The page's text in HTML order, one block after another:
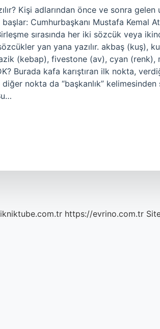
Kişi adlarından önce ve sonra
Cumhurbaşkanı Mustafa Kemal
sırasında her iki sözcük veya
yan yana yazılır. akbaş (kuş),
(kebap), fivestone (av), cyan (renk),
Burada kafa karıştıran ilk nokta,
diğer nokta da “başkanlık”
https://evrino.com.tr